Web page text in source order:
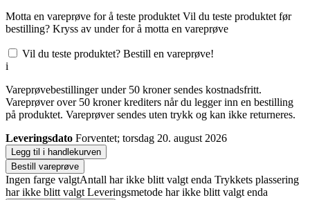
Motta en vareprøve for å teste produktet Vil du teste produktet før
bestilling? Kryss av under for å motta en vareprøve
Vil du teste produktet? Bestill en vareprøve!
i
Vareprøvebestillinger under 50 kroner sendes kostnadsfritt.
Vareprøver over 50 kroner krediters når du legger inn en bestilling
på produktet. Vareprøver sendes uten trykk og kan ikke returneres.
Leveringsdato Forventet; torsdag 20. august 2026
Legg til i handlekurven
Bestill vareprøve
Ingen farge valgtAntall har ikke blitt valgt enda Trykkets plassering
har ikke blitt valgt Leveringsmetode har ikke blitt valgt enda